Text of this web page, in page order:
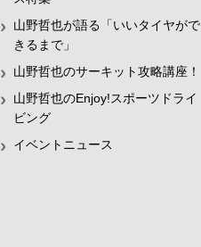
山野哲也が語る「いいタイヤがで
きるまで」
山野哲也のサーキット攻略講座！
山野哲也のEnjoy!スポーツドライ
ビング
イベントニュース